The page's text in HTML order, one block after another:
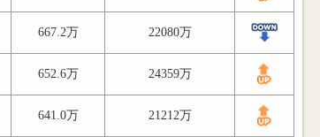
667.2万 22080万
652.6万 24359万
641.0万 21212万